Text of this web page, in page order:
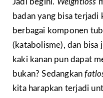
Jadi begini. Weightloss
badan yang bisa terjadi
berbagai komponen
(katabolisme), dan bisa
kaki kanan pun dapat
bukan? Sedangkan
kita harapkan terjadi